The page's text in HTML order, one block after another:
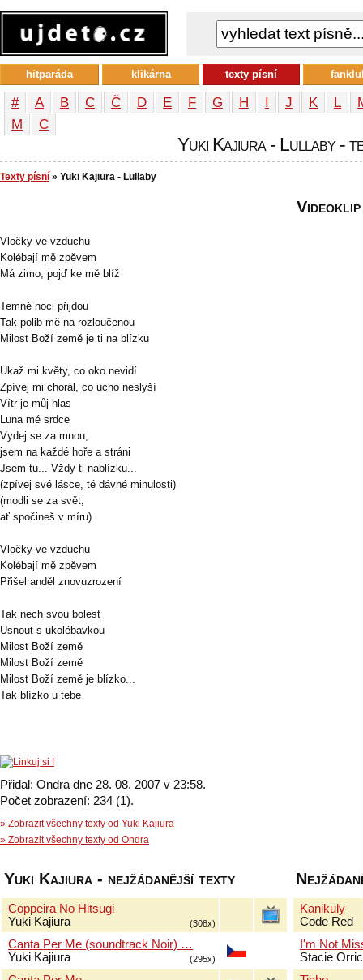
# A B C Č D E F G H I J K L
М
С
Yuki Kajiura - Lullaby -
Texty písní » Yuki Kajiura - Lullaby
Vločky ve vzduchu
Kolébají mě zpěvem
Má zimo, pojď ke mě blíž
Temné noci přijdou
Tak polib mě na rozloučenou
Milost Boží země je ti na blízku
Ukaž mi květy, co oko nevidí
Zpívej mi chorál, co ucho neslyší
Vítr je můj hlas
Luna mé srdce
Vydej se za mnou,
jsem na každé hoře a stráni
Jsem tu... Vždy ti nablízku...
(zpívej své lásce, té dávné minulosti)
(modli se za svět,
ať spočineš v míru)
Vločky ve vzduchu
Kolébají mě zpěvem
Přišel anděl znovuzrození
Tak nech svou bolest
Usnout s ukolébavkou
Milost Boží země
Milost Boží země
Milost Boží země je blízko...
Tak blízko u tebe
Přidal: Ondra dne 28. 08. 2007 v 23:58.
Počet zobrazení: 234 (1).
» Zobrazit všechny texty od Yuki Kajiura
» Zobrazit všechny texty od Ondra
Videoklip
Yuki Kajiura - nejžádanější texty
Coppeira No Hitsugi
Yuki Kajiura
(308x)
Canta Per Me (soundtrack Noir) …
Yuki Kajiura
(295x)
Kanikuly
Code Red
I'm Not
Stacie
hitparáda klikárna texty písní